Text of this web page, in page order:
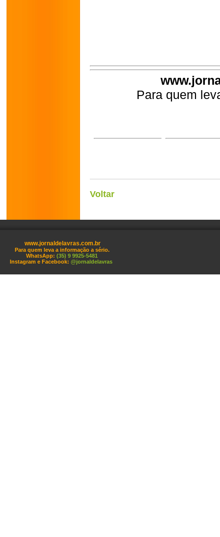
Para quem
Voltar
www.jornaldelavras.com.br
Para quem leva a informação a sério.
WhatsApp: (35) 9 9925-5481
Instagram e Facebook: @jornaldelavras